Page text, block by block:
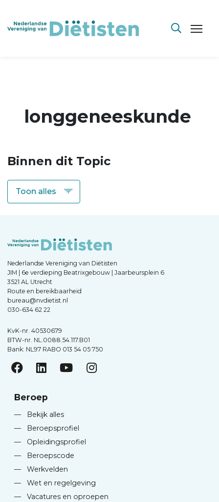
longgeneeskunde
Binnen dit Topic
Nederlandse Vereniging van Diëtisten
JIM | 6e verdieping Beatrixgebouw | Jaarbeursplein 6
3521 AL Utrecht
Route en bereikbaarheid
bureau@nvdietist.nl
030-634 62 22
KvK-nr. 40530679
BTW-nr. NL.0088.54.117.B01
Bank: NL97 RABO 013 54 05 750
Beroep
—
Bekijk alles
—
Beroepsprofiel
—
Opleidingsprofiel
—
Beroepscode
—
Werkvelden
—
Wet en regelgeving
—
Vacatures en oproepen